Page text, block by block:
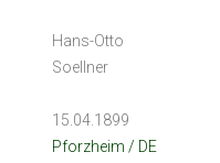
Hans-Otto
Soellner
15.04.1899
Pforzheim / DE